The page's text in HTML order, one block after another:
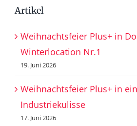
Artikel
Weihnachtsfeier Plus+ in
Winterlocation Nr.1
19. Juni 2026
Weihnachtsfeier Plus+ in
Industriekulisse
17. Juni 2026